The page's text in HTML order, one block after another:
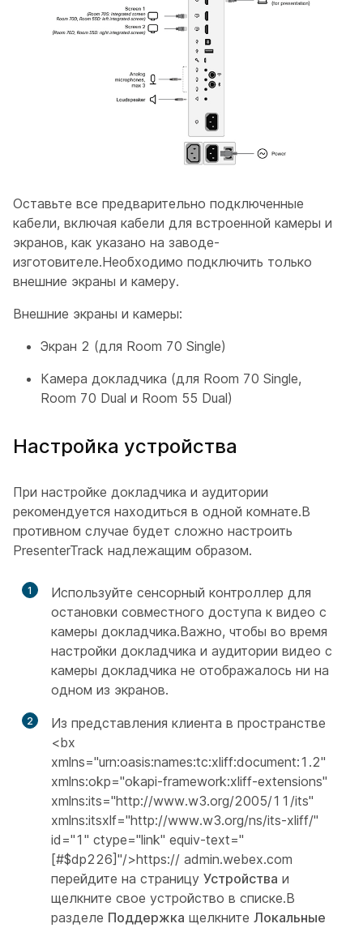
Оставьте все предварительно подключенные
кабели, включая кабели для встроенной камеры и
экранов, как указано на заводе-
изготовителе.Необходимо подключить только
внешние экраны и камеру.
Внешние экраны и камеры:
Экран 2 (для Room 70 Single)
Камера докладчика (для Room 70 Single,
Room 70 Dual и Room 55 Dual)
Настройка устройства
При настройке докладчика и аудитории
рекомендуется находиться в одной комнате.В
противном случае будет сложно настроить
PresenterTrack надлежащим образом.
1
Используйте сенсорный контроллер для
остановки совместного доступа к видео с
камеры докладчика.Важно, чтобы во время
настройки докладчика и аудитории видео с
камеры докладчика не отображалось ни на
одном из экранов.
2
Из представления клиента в пространстве
<bx
xmlns="urn:oasis:names:tc:xliff:document:1.2"
xmlns:okp="okapi-framework:xliff-extensions"
xmlns:its="http://www.w3.org/2005/11/its"
xmlns:itsxlf="http://www.w3.org/ns/its-xliff/"
id="1" ctype="link" equiv-text="
[#$dp226]"/>https:// admin.webex.com
перейдите на страницу Устройства и
щелкните свое устройство в списке.В
разделе Поддержка щелкните Локальные